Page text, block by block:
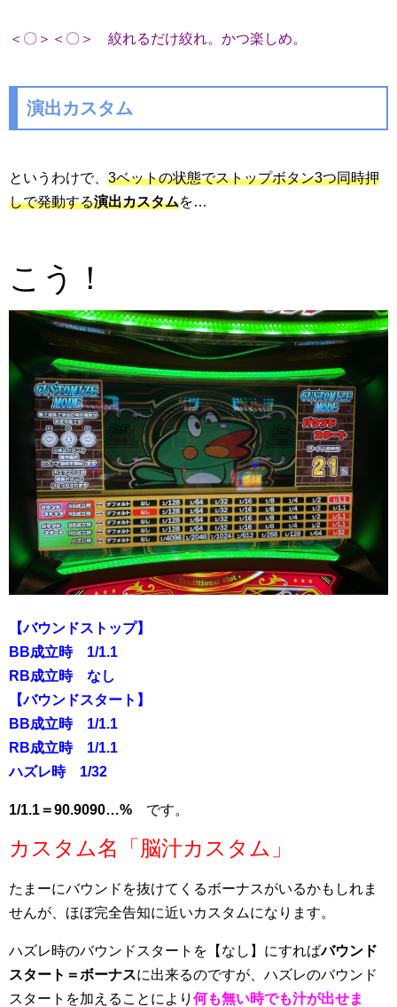
＜〇＞＜〇＞ 絞れるだけ絞れ。かつ楽しめ。
演出カスタム
というわけで、 3ベットの状態でストップボタン3つ同時押
しで発動する演出カスタムを…
こう！
【バウンドストップ】
BB成立時 1/1.1
RB成立時 なし
【バウンドスタート】
BB成立時 1/1.1
RB成立時 1/1.1
ハズレ時 1/32
1/1.1＝90.9090…% です。
カスタム名「脳汁カスタム」
たまーにバウンドを抜けてくるボーナスがいるかもしれま
せんが、ほぼ完全告知に近いカスタムになります。
ハズレ時のバウンドスタートを【なし】にすればバウンド
スタート＝ボーナスに出来るのですが、ハズレのバウンド
スタートを加えることにより 何も無い時でも汁が出せま